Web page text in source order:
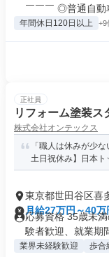
￣￣￣ ◎普通自動
年間休日120日以上 +9
正社員
リフォーム塗装ス
株式会社オンテックス
「職人は休みが少
土日祝休み】日本ト
東京都世田谷区喜
月給27万円～40万
応募資格 35歳未
験者歓迎、就業期
業界未経験歓迎 歩合